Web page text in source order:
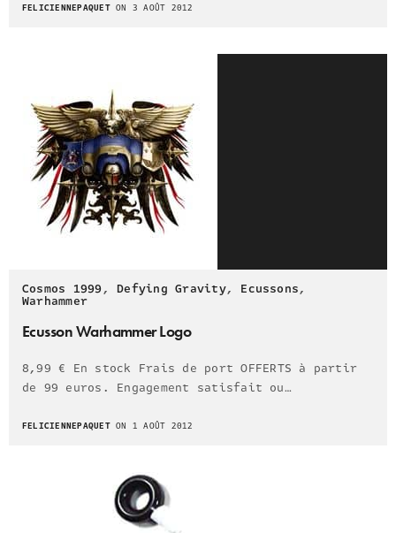
FELICIENNEPAQUETON 3 AOÛT 2012
Cosmos 1999,Defying Gravity, Ecussons,
Warhammer
Ecusson Warhammer Logo
8,99 € En stock Frais de port OFFERTS à partir
de 99 euros. Engagement satisfait ou…
FELICIENNEPAQUETON 1 AOÛT 2012